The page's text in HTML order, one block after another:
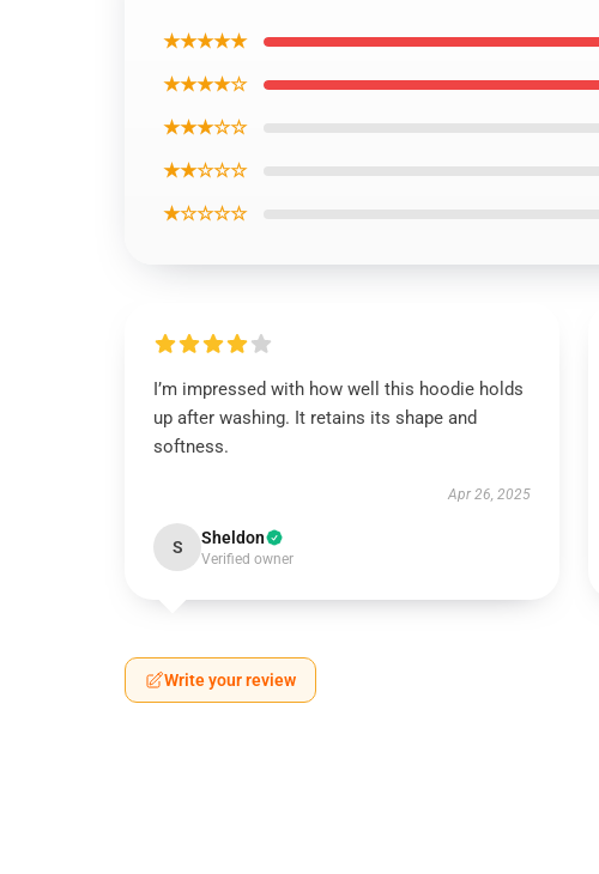
★★★★★
★★★★☆
★★★☆☆
★★☆☆☆
★☆☆☆☆
I’m impressed with how well this hoodie holds
up after washing. It retains its shape and
softness.
Apr 26, 2025
S Sheldon
Verified owner
Write your review